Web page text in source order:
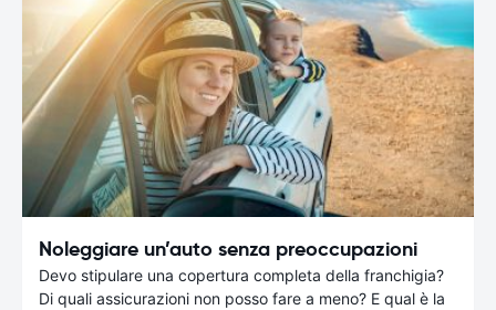
Noleggiare un’auto senza preoccupazioni
Devo stipulare una copertura completa della franchigia?
Di quali assicurazioni non posso fare a meno? E qual è la